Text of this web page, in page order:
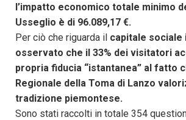
l’impatto economico totale minimo
Usseglio è di 96.089,17 €.
Per ciò che riguarda il capitale sociale
osservato che il 33% dei visitatori
propria fiducia “istantanea” al fatto
Regionale della Toma di Lanzo
tradizione piemontese.
Sono stati raccolti in totale 354